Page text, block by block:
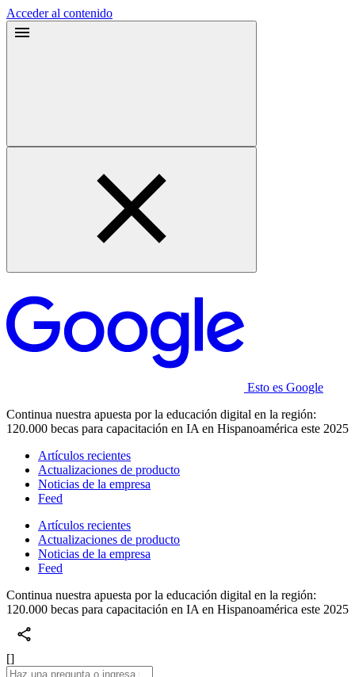
Acceder al contenido
Esto es Google
Continua nuestra apuesta por la educación digital en la región:
120.000 becas para capacitación en IA en Hispanoamérica este 2025
Artículos recientes
Actualizaciones de producto
Noticias de la empresa
Feed
Artículos recientes
Actualizaciones de producto
Noticias de la empresa
Feed
Continua nuestra apuesta por la educación digital en la región:
120.000 becas para capacitación en IA en Hispanoamérica este 2025
[]